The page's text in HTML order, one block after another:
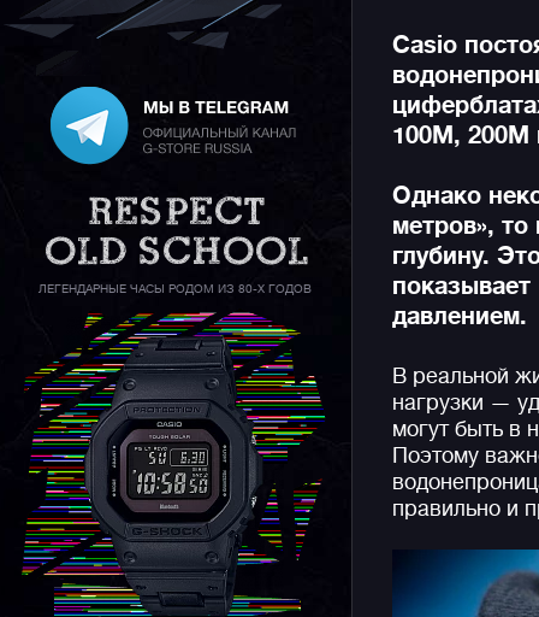
ЛЕГЕНДАРНЫЕ ЧАСЫ РОДОМ ИЗ 80-Х ГОДОВ
Casio
100M, 200M
Однако
метров»,
глубину.
показывает
давлением.
В реальной
нагрузки —
могут быть в
Поэтому
правильно и